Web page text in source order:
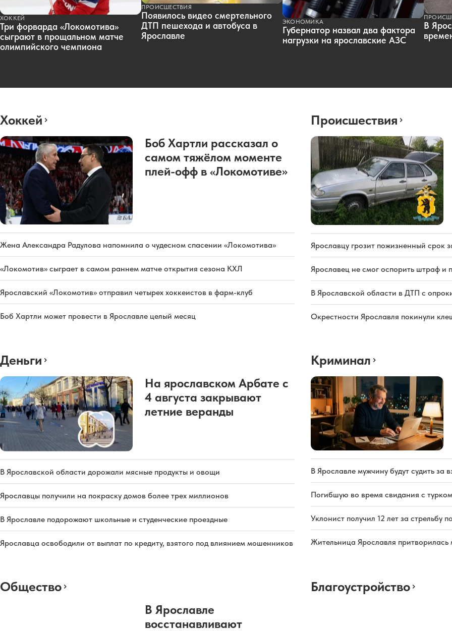
ХОККЕЙ
Три форварда «Локомотива»
сыграют в прощальном матче
олимпийского чемпиона
ПРОИСШЕСТВИЯ
Появилось видео смертельного
ДТП пешехода и автобуса в
Ярославле
ЭКОНОМИКА
Губернатор назвал два фактора
нагрузки на ярославские АЗС
В
Хоккей
Боб Хартли рассказал о
самом тяжёлом моменте
плей-офф в «Локомотиве»
Жена Александра Радулова напомнила о чудесном спасении «Локомотива»
«Локомотив» сыграет в самом раннем матче открытия сезона КХЛ
Ярославский «Локомотив» отправил четырех хоккеистов в фарм-клуб
Боб Хартли может провести в Ярославле целый месяц
Происшествия
Ярославцу грозит пожизненный срок
Ярославец не смог оспорить штраф и
В Ярославской области в ДТП с
Окрестности Ярославля покинули
Деньги
На ярославском Арбате с
4 августа закрывают
летние веранды
В Ярославской области дорожали мясные продукты и овощи
Ярославцы получили на покраску домов более трех миллионов
В Ярославле подорожают школьные и студенческие проездные
Ярославца освободили от выплат по кредиту, взятого под влиянием мошенников
Криминал
В Ярославле мужчину будут судить за
Погибшую во время свидания с
Уклонист получил 12 лет за стрельбу
Жительница Ярославля
Общество
В Ярославле
восстанавливают
Благоустройство